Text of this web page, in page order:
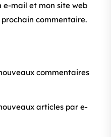
e-mail et mon site web
commentaire.
commentaires
articles par e-